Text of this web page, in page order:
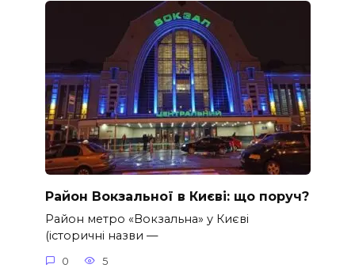
Район Вокзальної в Києві: що поруч?
Район метро «Вокзальна» у Києві
(історичні назви —
0 5